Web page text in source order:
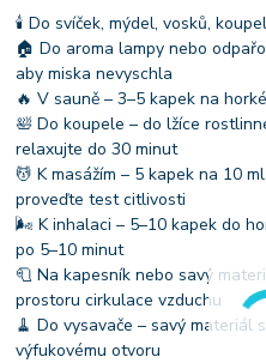
🕯 Do svíček, mýdel, vosků,
🏠 Do aroma lampy nebo
aby miska nevyschla
🔥 V sauně – 3–5 kapek na
🛀 Do koupele – do lžíce
relaxujte do 30 minut
💆 K masážím – 5 kapek na 10
proveďte test citlivosti
🌬 K inhalaci – 5–10 kapek do
po 5–10 minut
🧻 Na kapesník nebo savý
prostoru cirkulace vzduchu
🧹 Do vysavače – savý materiál
výfukovému otvoru